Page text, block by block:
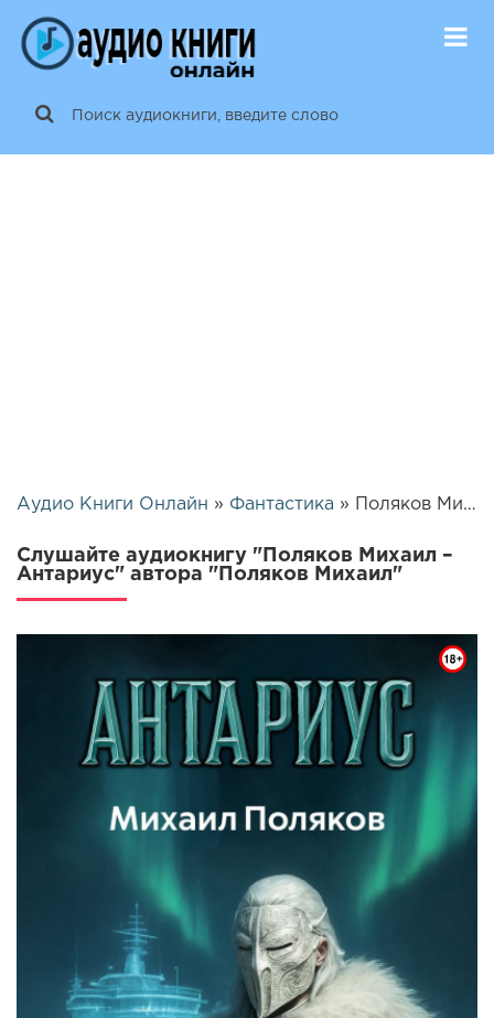
Аудио Книги Онлайн » Фантастика » Поляков Михаил – Антариус | 26360
Слушайте аудиокнигу "Поляков Михаил –
Антариус" автора "Поляков Михаил"